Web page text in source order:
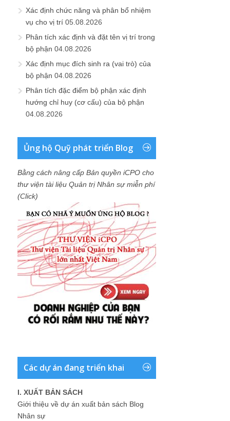
Xác định chức năng và phân bổ nhiệm
vụ cho vị trí 05.08.2026
Phân tích xác định và đặt tên vị trí trong
bộ phận 04.08.2026
Xác định mục đích sinh ra (vai trò) của
bộ phận 04.08.2026
Phân tích đặc điểm bộ phận xác định
hướng chỉ huy (cơ cấu) của bộ phận
04.08.2026
Ủng hộ Quỹ phát triển Blog
Bằng cách nâng cấp Bản quyền iCPO cho
thư viện tài liệu Quản trị Nhân sự miễn phí
(Click)
Các dự án đang triển khai
I. XUẤT BẢN SÁCH
Giới thiệu về dự án xuất bản sách Blog
Nhân sự